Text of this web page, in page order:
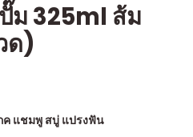
ม 325ml ส้ม
ด)
แชมพู สบู่ แปรงฟัน